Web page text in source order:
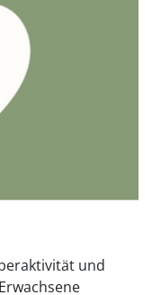
und